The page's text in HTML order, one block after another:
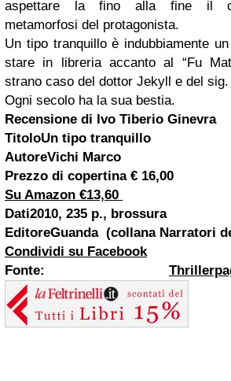
aspettare la fino alla fine il
metamorfosi del protagonista.
Un tipo tranquillo è indubbiamente
stare in libreria accanto al “Fu
strano caso del dottor Jekyll e del sig.
Ogni secolo ha la sua bestia.
Recensione di Ivo Tiberio Ginevra
TitoloUn tipo tranquillo
AutoreVichi Marco
Prezzo di copertina € 16,00
Su Amazon €13,60
Dati2010, 235 p., brossura
EditoreGuanda (collana Narratori
Condividi su Facebook
Fonte: